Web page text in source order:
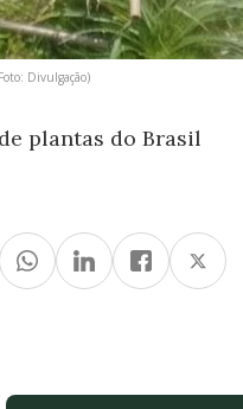
Divulgação)
plantas do Brasil